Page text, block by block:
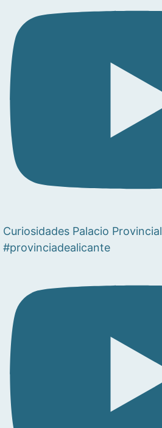
Curiosidades Palacio Provincial
#provinciadealicante